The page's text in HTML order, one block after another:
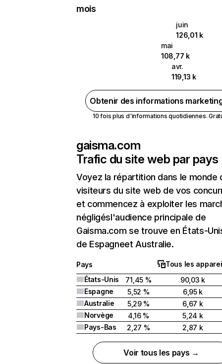
mois
juin
126,01 k
mai
108,77 k
avr.
119,13 k
Obtenir des informations
10 fois plus d'informations quotidiennes.
gaisma.com
Trafic du site web par pays
Voyez la répartition dans le monde
visiteurs du site web de vos
et commencez à exploiter les
négligésl'audience principale de
Gaisma.com se trouve en États-
de Espagneet Australie.
Pays
Tous les
États-Unis
71,45 %
90,03 k
Espagne
5,52 %
6,95 k
Australie
5,29 %
6,67 k
Norvège
4,16 %
5,24 k
Pays-Bas
2,27 % 2,87 k
Voir tous les pays →